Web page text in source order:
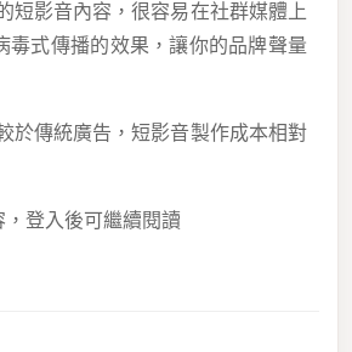
短影音內容，很容易在社群媒體上
毒式傳播的效果，讓你的品牌聲量
於傳統廣告，短影音製作成本相對
，登入後可繼續閱讀